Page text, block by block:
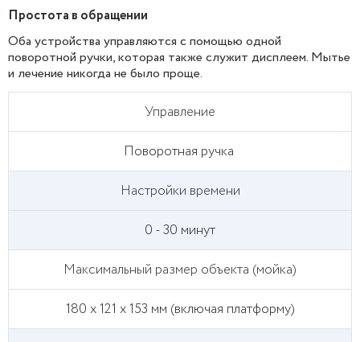
Простота в обращении
Оба устройства управляются с помощью одной
поворотной ручки, которая также служит дисплеем. Мытье
и лечение никогда не было проще.
Управление
Поворотная ручка
Настройки времени
0 - 30 минут
Максимальный размер объекта (мойка)
180 x 121 x 153 мм (включая платформу)